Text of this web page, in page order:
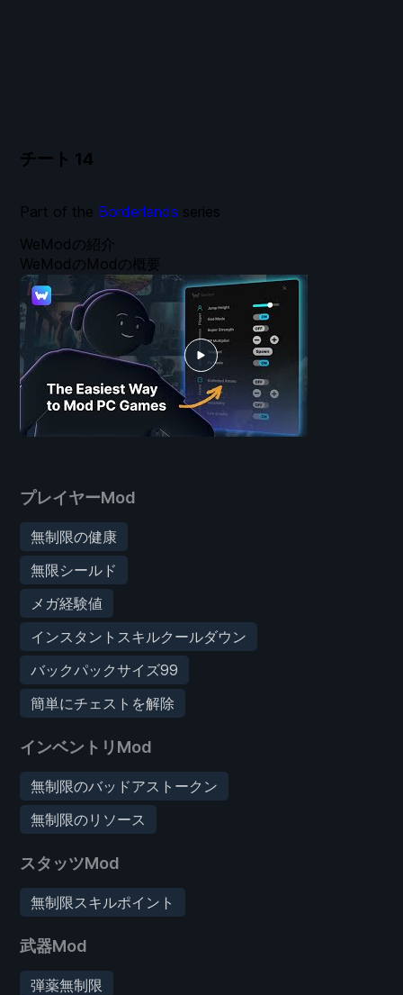
チート 14
プレイヤーMod
無制限の健康
無限シールド
メガ経験値
インスタントスキルクールダウン
バックパックサイズ99
簡単にチェストを解除
インベントリMod
無制限のバッドアストークン
無制限のリソース
スタッツMod
無制限スキルポイント
武器Mod
弾薬無制限
WeModの紹介
WeModのModの概要
Part of the Borderlands series